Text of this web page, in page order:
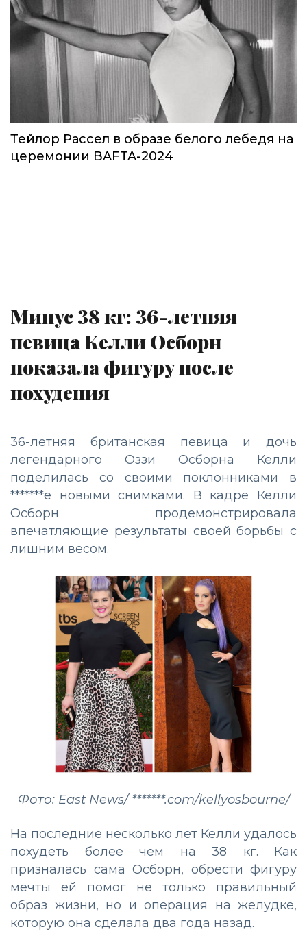
Тейлор Рассел в образе белого лебедя на
церемонии BAFTA-2024
Минус 38 кг: 36-летняя
певица Келли Осборн
показала фигуру после
похудения
36-летняя британская певица и дочь
легендарного Оззи Осборна Келли
поделилась со своими поклонниками в
*******е новыми снимками. В кадре Келли
Осборн продемонстрировала
впечатляющие результаты своей борьбы с
лишним весом.
Фото: East News/ *******.com/kellyosbourne/
На последние несколько лет Келли удалось
похудеть более чем на 38 кг. Как
призналась сама Осборн, обрести фигуру
мечты ей помог не только правильный
образ жизни, но и операция на желудке,
которую она сделала два года назад.